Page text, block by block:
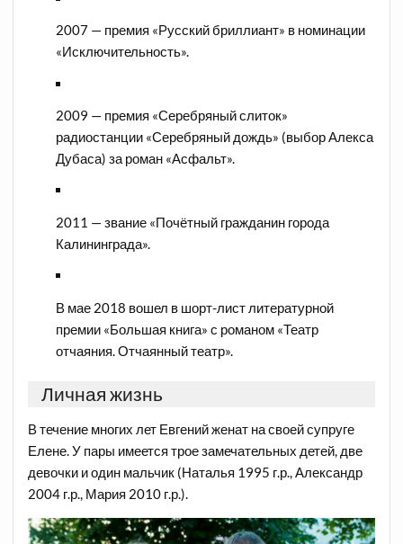
2007 — премия «Русский бриллиант» в номинации
«Исключительность».
2009 — премия «Серебряный слиток»
радиостанции «Серебряный дождь» (выбор Алекса
Дубаса) за роман «Асфальт».
2011 — звание «Почётный гражданин города
Калининграда».
В мае 2018 вошел в шорт-лист литературной
премии «Большая книга» с романом «Театр
отчаяния. Отчаянный театр».
Личная жизнь
В течение многих лет Евгений женат на своей супруге
Елене. У пары имеется трое замечательных детей, две
девочки и один мальчик (Наталья 1995 г.р., Александр
2004 г.р., Мария 2010 г.р.).